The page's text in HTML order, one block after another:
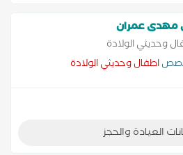
مهدى عمران
وحديثي الولادة
اطفال وحديثي الولادة
العيادة والحجز